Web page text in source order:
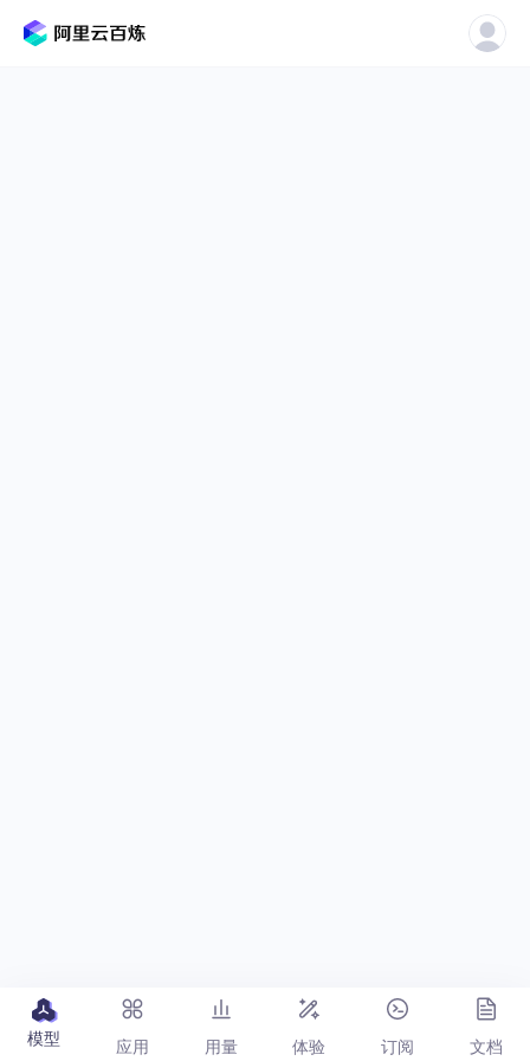
模型 应用 用量 体验 订阅 文档